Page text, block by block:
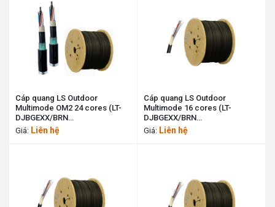
Cáp quang LS Outdoor
Multimode OM2 24 cores (LT-
DJBGEXX/BRN
MG24XX(06T2.00)) LS cable
Giá: Liên hệ
Cáp quang LS Outdoor
Multimode 16 cores (LT-
DJBGEXX/BRN
MX16XX(06T2.00)) LS cable
Giá: Liên hệ